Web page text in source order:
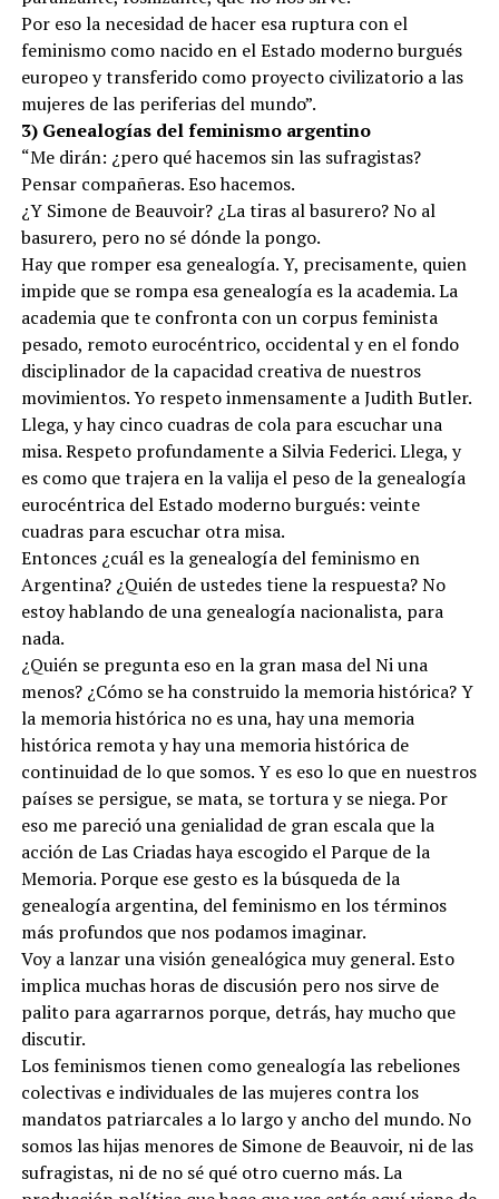
Por eso la necesidad de hacer esa ruptura con el
feminismo como nacido en el Estado moderno burgués
europeo y transferido como proyecto civilizatorio a las
mujeres de las periferias del mundo”.
3) Genealogías del feminismo argentino
“Me dirán: ¿pero qué hacemos sin las sufragistas?
Pensar compañeras. Eso hacemos.
¿Y Simone de Beauvoir? ¿La tiras al basurero? No al
basurero, pero no sé dónde la pongo.
Hay que romper esa genealogía. Y, precisamente, quien
impide que se rompa esa genealogía es la academia. La
academia que te confronta con un corpus feminista
pesado, remoto eurocéntrico, occidental y en el fondo
disciplinador de la capacidad creativa de nuestros
movimientos. Yo respeto inmensamente a Judith Butler.
Llega, y hay cinco cuadras de cola para escuchar una
misa. Respeto profundamente a Silvia Federici. Llega, y
es como que trajera en la valija el peso de la genealogía
eurocéntrica del Estado moderno burgués: veinte
cuadras para escuchar otra misa.
Entonces ¿cuál es la genealogía del feminismo en
Argentina? ¿Quién de ustedes tiene la respuesta? No
estoy hablando de una genealogía nacionalista, para
nada.
¿Quién se pregunta eso en la gran masa del Ni una
menos? ¿Cómo se ha construido la memoria histórica? Y
la memoria histórica no es una, hay una memoria
histórica remota y hay una memoria histórica de
continuidad de lo que somos. Y es eso lo que en nuestros
países se persigue, se mata, se tortura y se niega. Por
eso me pareció una genialidad de gran escala que la
acción de Las Criadas haya escogido el Parque de la
Memoria. Porque ese gesto es la búsqueda de la
genealogía argentina, del feminismo en los términos
más profundos que nos podamos imaginar.
Voy a lanzar una visión genealógica muy general. Esto
implica muchas horas de discusión pero nos sirve de
palito para agarrarnos porque, detrás, hay mucho que
discutir.
Los feminismos tienen como genealogía las rebeliones
colectivas e individuales de las mujeres contra los
mandatos patriarcales a lo largo y ancho del mundo. No
somos las hijas menores de Simone de Beauvoir, ni de las
sufragistas, ni de no sé qué otro cuerno más. La